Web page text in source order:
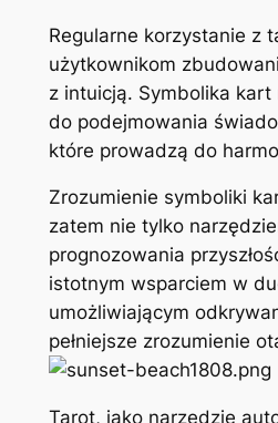
Regularne korzystanie z
użytkownikom
z intuicją. Symbolika
do podejmowania
które prowadzą do
Zrozumienie symboliki
zatem nie tylko
prognozowania
istotnym wsparciem w
umożliwiającym
pełniejsze zrozumienie
Tarot, jako narzędzie